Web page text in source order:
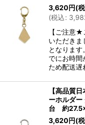
3,620円(
(税込:
【ご注意
いただきま
となりま
でにお時間
ため配送
【高品質
ーホルダ
台 約
3,620円(